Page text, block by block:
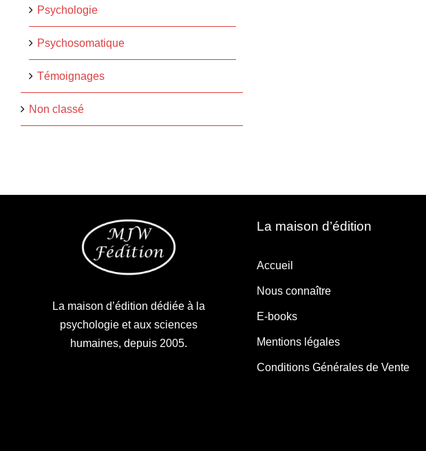
Psychologie
Psychosomatique
Témoignages
Non classé
La maison d’édition dédiée à la
psychologie et aux sciences
humaines, depuis 2005.
La maison d’édition
Accueil
Nous connaître
E-books
Mentions légales
Conditions Générales de Vente